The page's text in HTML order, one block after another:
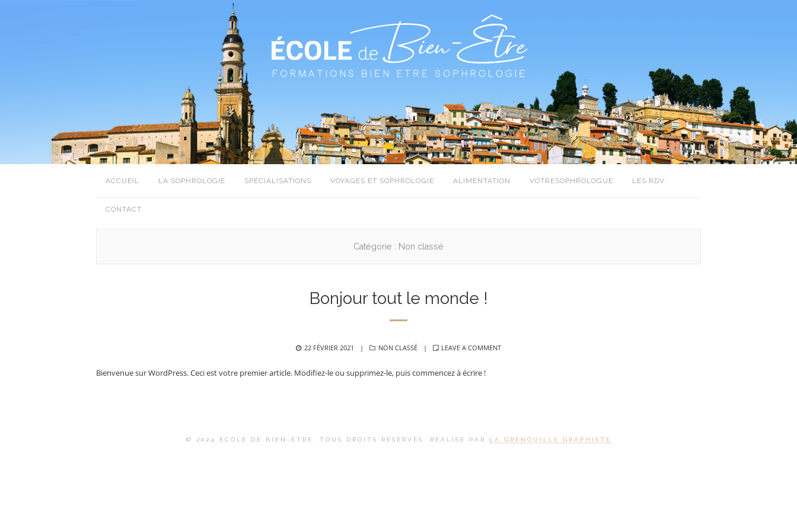
ACCUEIL LA SOPHROLOGIE SPÉCIALISATIONS VOYAGES ET SOPHROLOGIE ALIMENTATION VOTRESOPHROLOGUE LES RDV
CONTACT
Catégorie : Non classé
Bonjour tout le monde !
POSTED
22 FÉVRIER 2021 CATEGORIES
NON CLASSÉ LEAVE A COMMENT
Bienvenue sur WordPress. Ceci est votre premier article. Modifiez-le ou supprimez-le, puis commencez à écrire !
© 2024 ECOLE DE BIEN-ÊTRE. TOUS DROITS RÉSERVÉS. RÉALISÉ PAR LA GRENOUILLE GRAPHISTE